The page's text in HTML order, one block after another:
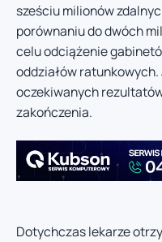
sześciu milionów
porównaniu do dwóch
celu odciążenie
oddziałów ratunkowych.
oczekiwanych
zakończenia.
Dotychczas lekarze